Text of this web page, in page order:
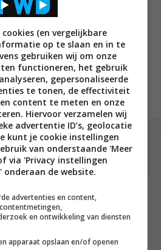
GESCHREVEN DOOR
MARTIJN CHEL
REACTIES (3)
2010 OM 16:47
beamer de acer p1100 en
spelen en wat voor bril heb ik
cookies (en vergelijkbare
op te slaan en in te
gebruiken wij om onze
functioneren, het gebruik
gepersonaliseerde
te tonen, de effectiviteit
content te meten en onze
Hiervoor verzamelen wij
advertentie ID’s, geolocatie
kunt je cookie instellingen
van onderstaande 'Meer
via 'Privacy instellingen
onderaan de website.
advertenties en content,
en ontwikkeling van diensten
apparaat opslaan en/of openen